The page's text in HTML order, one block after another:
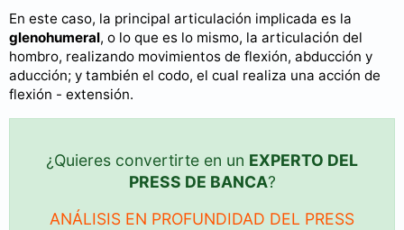
En este caso, la principal articulación implicada es la
glenohumeral, o lo que es lo mismo, la articulación del
hombro, realizando movimientos de flexión, abducción y
aducción; y también el codo, el cual realiza una acción de
flexión - extensión.
¿Quieres convertirte en un EXPERTO DEL
PRESS DE BANCA?
ANÁLISIS EN PROFUNDIDAD DEL PRESS